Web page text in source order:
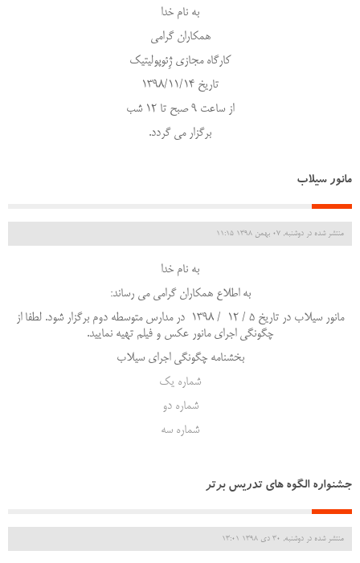
به نام خدا
همکاران گرامی
کارگاه مجازی ژِئوپولیتیک
تاریخ 1398/11/14
از ساعت 9 صبح تا 12 شب
برگزار می گردد.
مانور سیلاب
منتشر شده در دوشنبه, 07 بهمن 1398 11:15
به نام خدا
به اطلاع همکاران گرامی می رساند:
مانور سیلاب در تاریخ 5 / 12 / 1398 در مدارس متوسطه دوم برگزار شود. لطفا از
چگونگی اجرای مانور عکس و فیلم تهیه نمایید.
بخشنامه چگونگی اجرای سیلاب
شماره یک
شماره دو
شماره سه
جشنواره الگوه های تدریس برتر
منتشر شده در دوشنبه, 30 دی 1398 13:01